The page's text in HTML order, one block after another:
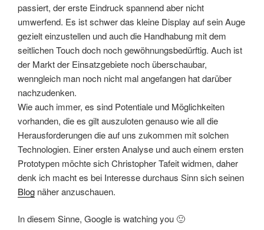
passiert, der erste Eindruck spannend aber nicht
umwerfend. Es ist schwer das kleine Display auf sein Auge
gezielt einzustellen und auch die Handhabung mit dem
seitlichen Touch doch noch gewöhnungsbedürftig. Auch ist
der Markt der Einsatzgebiete noch überschaubar,
wenngleich man noch nicht mal angefangen hat darüber
nachzudenken.
Wie auch immer, es sind Potentiale und Möglichkeiten
vorhanden, die es gilt auszuloten genauso wie all die
Herausforderungen die auf uns zukommen mit solchen
Technologien. Einer ersten Analyse und auch einem ersten
Prototypen möchte sich Christopher Tafeit widmen, daher
denk ich macht es bei Interesse durchaus Sinn sich seinen
Blog näher anzuschauen.
In diesem Sinne, Google is watching you 🙂